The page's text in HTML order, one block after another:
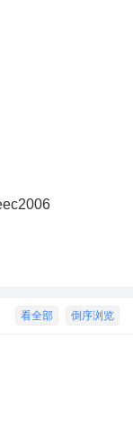
倒序浏览
看全部